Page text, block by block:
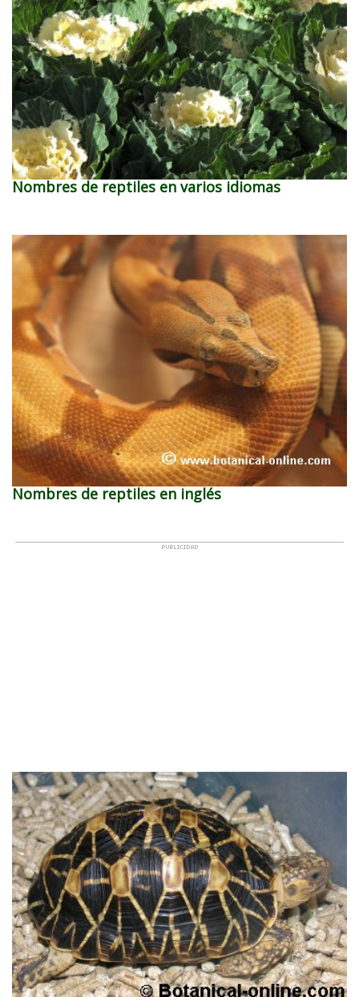
Nombres de reptiles en varios idiomas
Nombres de reptiles en inglés